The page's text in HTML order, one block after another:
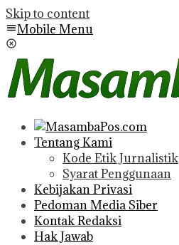
Skip to content
Mobile Menu
Tentang Kami
Kode Etik Jurnalistik
Syarat Penggunaan
Kebijakan Privasi
Pedoman Media Siber
Kontak Redaksi
Hak Jawab